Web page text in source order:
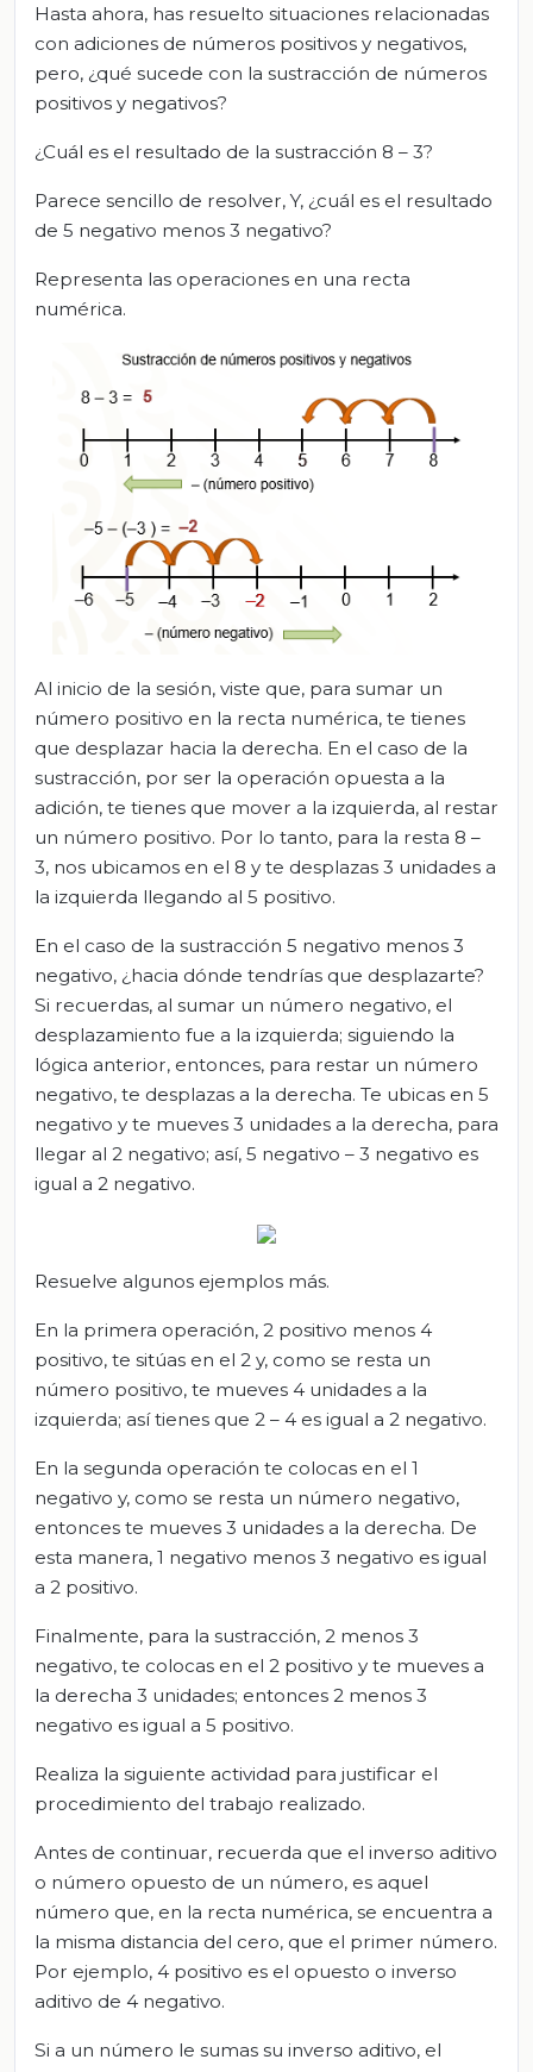
Hasta ahora, has resuelto situaciones relacionadas
con adiciones de números positivos y negativos,
pero, ¿qué sucede con la sustracción de números
positivos y negativos?
¿Cuál es el resultado de la sustracción 8 – 3?
Parece sencillo de resolver, Y, ¿cuál es el resultado
de 5 negativo menos 3 negativo?
Representa las operaciones en una recta
numérica.
Al inicio de la sesión, viste que, para sumar un
número positivo en la recta numérica, te tienes
que desplazar hacia la derecha. En el caso de la
sustracción, por ser la operación opuesta a la
adición, te tienes que mover a la izquierda, al restar
un número positivo. Por lo tanto, para la resta 8 –
3, nos ubicamos en el 8 y te desplazas 3 unidades a
la izquierda llegando al 5 positivo.
En el caso de la sustracción 5 negativo menos 3
negativo, ¿hacia dónde tendrías que desplazarte?
Si recuerdas, al sumar un número negativo, el
desplazamiento fue a la izquierda; siguiendo la
lógica anterior, entonces, para restar un número
negativo, te desplazas a la derecha. Te ubicas en 5
negativo y te mueves 3 unidades a la derecha, para
llegar al 2 negativo; así, 5 negativo – 3 negativo es
igual a 2 negativo.
Resuelve algunos ejemplos más.
En la primera operación, 2 positivo menos 4
positivo, te sitúas en el 2 y, como se resta un
número positivo, te mueves 4 unidades a la
izquierda; así tienes que 2 – 4 es igual a 2 negativo.
En la segunda operación te colocas en el 1
negativo y, como se resta un número negativo,
entonces te mueves 3 unidades a la derecha. De
esta manera, 1 negativo menos 3 negativo es igual
a 2 positivo.
Finalmente, para la sustracción, 2 menos 3
negativo, te colocas en el 2 positivo y te mueves a
la derecha 3 unidades; entonces 2 menos 3
negativo es igual a 5 positivo.
Realiza la siguiente actividad para justificar el
procedimiento del trabajo realizado.
Antes de continuar, recuerda que el inverso aditivo
o número opuesto de un número, es aquel
número que, en la recta numérica, se encuentra a
la misma distancia del cero, que el primer número.
Por ejemplo, 4 positivo es el opuesto o inverso
aditivo de 4 negativo.
Si a un número le sumas su inverso aditivo, el